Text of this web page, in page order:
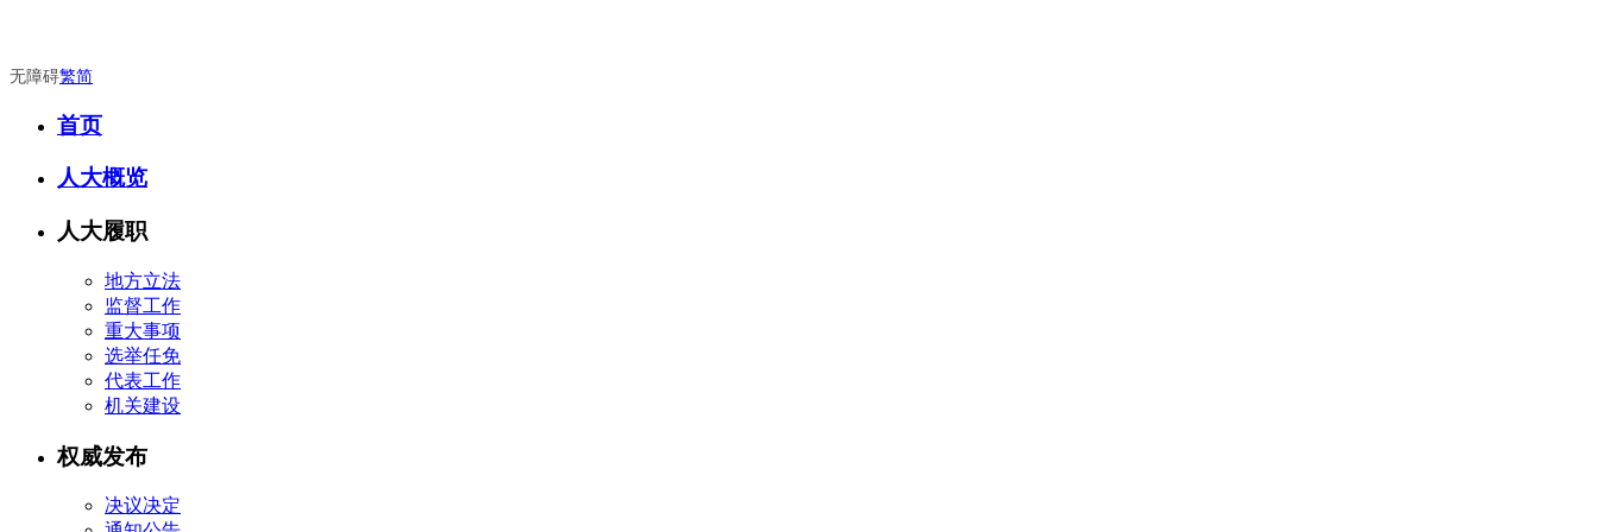
无障碍繁简
首页
人大概览
人大履职
地方立法
监督工作
重大事项
选举任免
代表工作
机关建设
权威发布
决议决定